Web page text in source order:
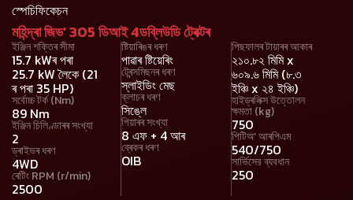
স্পেচিফিকেচন
মহিন্দ্ৰা জিভ' 305 ডিআই 4ডব্লিউডি ট্ৰেক্টৰ
ইঞ্জিন শক্তিৰ সীমা
15.7 kWৰ পৰা
25.7 kW লৈকে (21
ৰ পৰা 35 HP)
সৰ্বোচ্চ টৰ্ক (Nm)
89 Nm
ইঞ্জিন চিলিণ্ডাৰৰ সংখ্যা
2
ড্ৰাইভৰ ধৰণ
4WD
ৰেটিং RPM (r/min)
2500
ষ্টিয়াৰিঙৰ ধৰণ
পাৱাৰ ষ্টিয়েৰিং
ট্ৰেন্সমিছনৰ ধৰণ
স্লাইডিং মেছ
ক্লাচৰ ধৰণ
সিঙ্লে
গিয়াৰৰ সংখ্যা
8 এফ + 4 আৰ
ব্ৰেকৰ ধৰণ
OIB
পিছফালৰ টায়াৰৰ আকাৰ
২১০.৮২ মিমি x
৬০৯.৬ মিমি (৮.৩
ইঞ্চি x ২৪ ইঞ্চি)
হাইড্ৰলিক্স উত্তোলন
ক্ষমতা (kg)
750
পিটিঅ’ আৰপিএম
540/750
সার্ভিসের ব্যবধান
250